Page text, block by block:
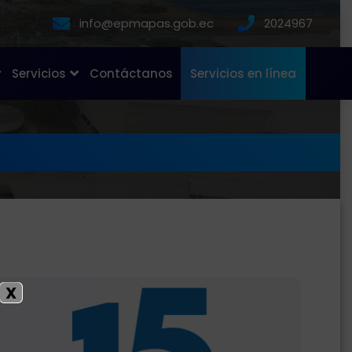
info@epmapas.gob.ec 2024967
Servicios Contáctanos Servicios en línea
X